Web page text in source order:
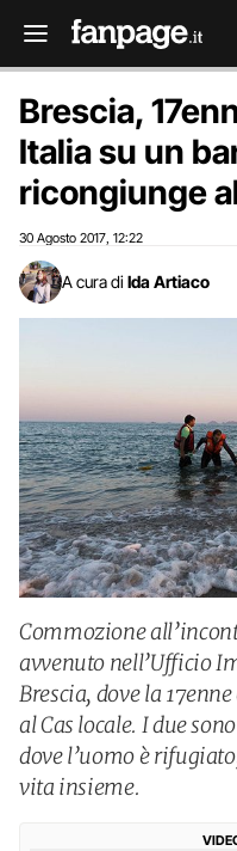
Brescia,
Italia su un
ricongiunge
30 Agosto 2017 12:22
A cura di Ida Artiaco
Commozione
avvenuto nell’Ufficio
Brescia, dove la
al Cas locale. I due
dove l’uomo è
vita insieme.